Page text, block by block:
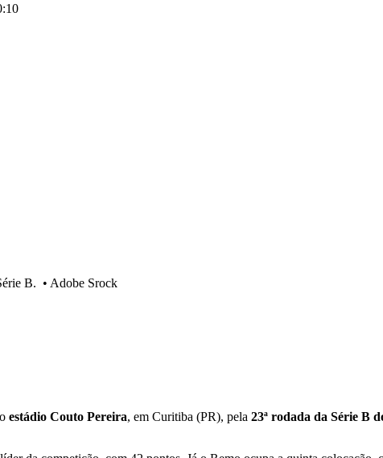
B. • Adobe Srock
estádio Couto Pereira, em Curitiba (PR), pela 23ª rodada da Série B